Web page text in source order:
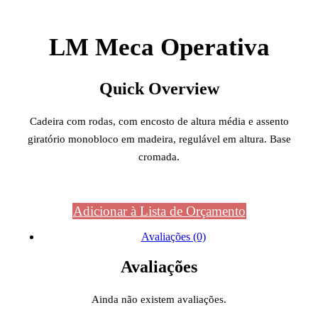
LM Meca Operativa
Quick Overview
Cadeira com rodas, com encosto de altura média e assento
giratório monobloco em madeira, regulável em altura. Base
cromada.
Adicionar à Lista de Orçamento
Avaliações (0)
Avaliações
Ainda não existem avaliações.